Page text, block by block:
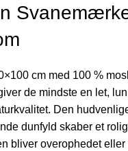
cm med 100 %
de mindste en let,
Den
dunfyld skaber et
bliver overophedet eller